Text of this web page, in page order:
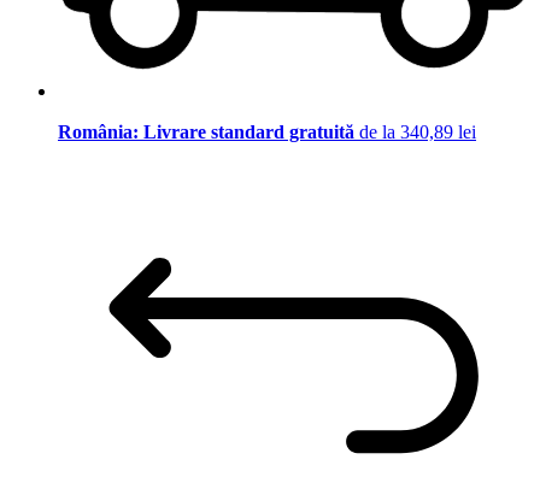
România: Livrare standard gratuită de la 340,89 lei